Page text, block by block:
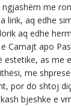
me
lirik, aq edhe
aq edhe
Camajt apo
as me
me
por do shtoj
bjeshke e